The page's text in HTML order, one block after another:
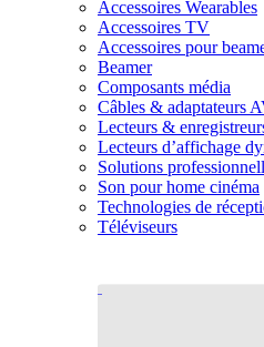
Accessoires Wearables
Accessoires TV
Accessoires pour
Beamer
Composants média
Câbles & adaptateurs
Lecteurs &
Lecteurs d’affichage
Solutions
Son pour home cinéma
Technologies de
Téléviseurs